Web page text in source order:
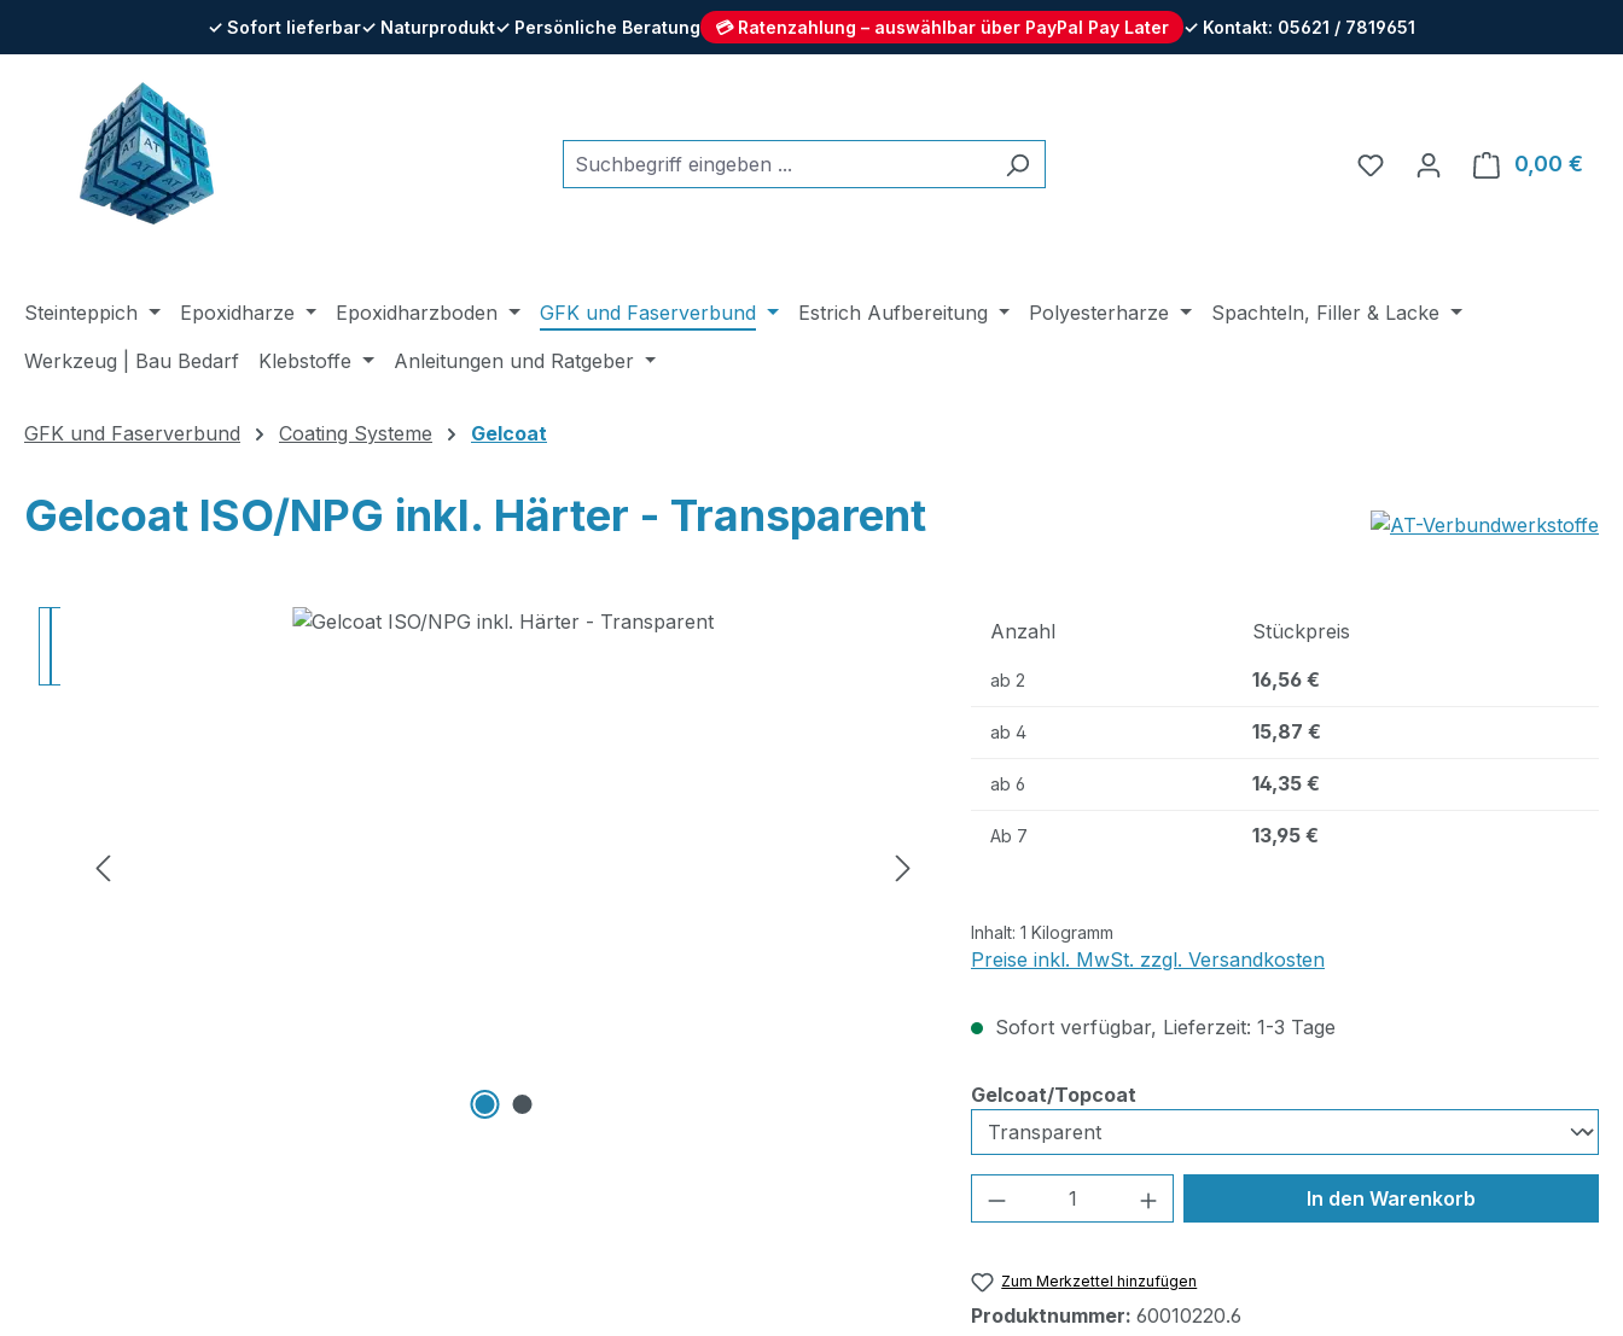
✓ Sofort lieferbar✓ Naturprodukt✓ Persönliche Beratung 💳 Ratenzahlung – auswählbar über PayPal Pay Later ✓ Kontakt: 05621 / 7819651
Hauptinhalt springen
Zur Suche springen
Zur Hauptnavigation springen
Du hast 0 Produkte auf
0,00 €
Steinteppich Epoxidharze Epoxidharzboden GFK und Faserverbund Estrich Aufbereitung Polyesterharze
Spachteln, Filler & Lacke
Werkzeug | Bau Bedarf
Klebstoffe Anleitungen und Ratgeber
GFK und Faserverbund Coating Systeme Gelcoat
Gelcoat ISO/NPG inkl. Härter - Transparent
Anzahl
Stückpreis
ab 2 16,56 €
ab 4 15,87 €
ab 6 14,35 €
Ab 7 13,95 €
Inhalt: 1 Kilogramm
Preise inkl. MwSt. zzgl. Versandkosten
Sofort verfügbar, Lieferzeit: 1-3 Tage
Gelcoat/Topcoat
Produkt Anzahl: Gib den gewünschten Wert
In den Warenkorb
Zum Merkzettel hinzufügen
Produktnummer: 60010220.6